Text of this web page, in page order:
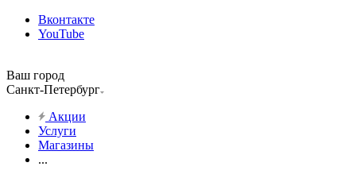
Вконтакте
YouTube
Ваш город
Санкт-Петербург
Акции
Услуги
Магазины
...